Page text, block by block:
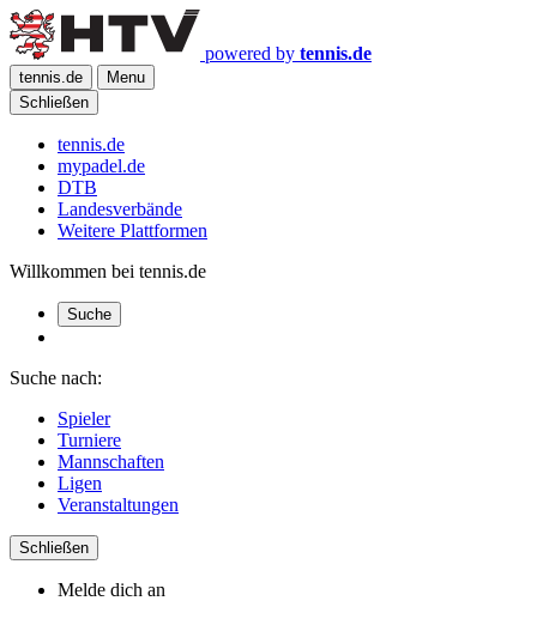
powered by tennis.de
tennis.de
Menu
Schließen
tennis.de
mypadel.de
DTB
Landesverbände
Weitere Plattformen
Willkommen bei tennis.de
Suche
Suche nach:
Spieler
Turniere
Mannschaften
Ligen
Veranstaltungen
Schließen
Melde dich an